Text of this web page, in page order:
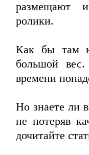
размещают
ролики.
Как бы там
большой
времени
Но знаете ли
не потеряв
дочитайте